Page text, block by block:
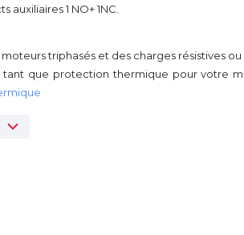
auxiliaires1 NO+ 1NC.
triphasés et des charges résistives
tant que protection thermique pour votre